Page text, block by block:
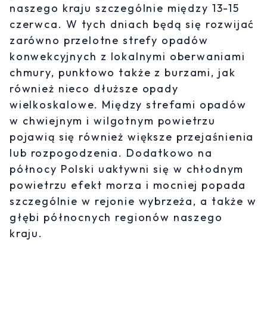
naszego kraju szczególnie między 13-15
czerwca. W tych dniach będą się rozwijać
zarówno przelotne strefy opadów
konwekcyjnych z lokalnymi oberwaniami
chmury, punktowo także z burzami, jak
również nieco dłuższe opady
wielkoskalowe. Między strefami opadów
w chwiejnym i wilgotnym powietrzu
pojawią się również większe przejaśnienia
lub rozpogodzenia. Dodatkowo na
północy Polski uaktywni się w chłodnym
powietrzu efekt morza i mocniej popada
szczególnie w rejonie wybrzeża, a także w
głębi północnych regionów naszego
kraju.